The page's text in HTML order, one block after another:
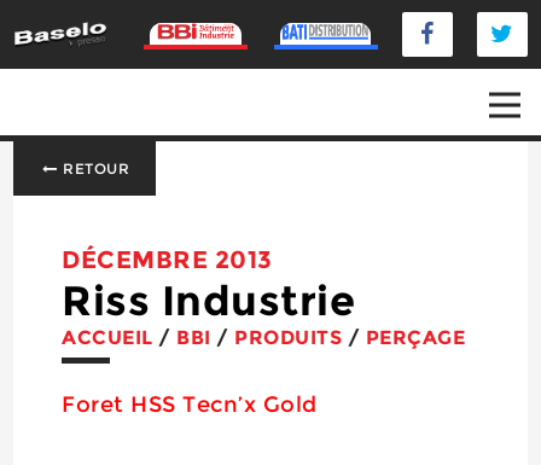
RETOUR
DÉCEMBRE 2013
Riss Industrie
ACCUEIL / BBI / PRODUITS / PERÇAGE
Foret HSS Tecn’x Gold